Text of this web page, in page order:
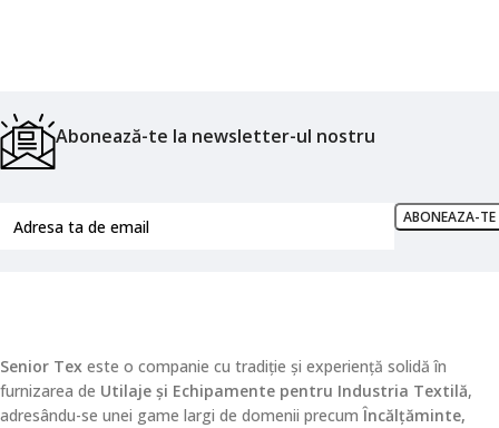
Abonează-te la newsletter-ul nostru
Senior Tex este o companie cu tradiție și experiență solidă în
furnizarea de Utilaje și Echipamente pentru Industria Textilă,
adresându-se unei game largi de domenii precum Încălțăminte,